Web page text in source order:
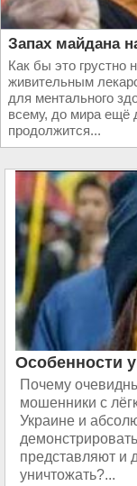
Запах майдана
Как бы это грустно
живительным
для ментального
всему, до мира ещё
продолжится...
Особенности
Почему
мошенники с
Украине и
представляют и
уничтожать?...